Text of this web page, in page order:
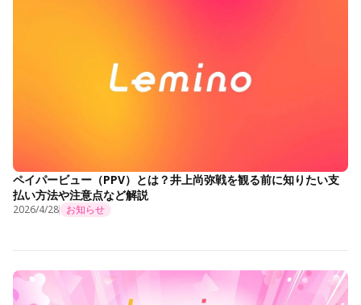
ペイパービュー（PPV）とは？井上尚弥戦を観る前に知りたい支
払い方法や注意点など解説
2026/4/28 お知らせ